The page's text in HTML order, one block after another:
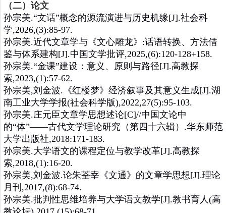
（二）论文
孙宗美.“文话”概念的源流演进与历史机缘[J].社会科
学,2026,(3):85-97.
孙宗美.近代文章学与《文心雕龙》:话语转换、方法借
鉴与体系建构[J].中国文学批评,2025,(6):120-128+158.
孙宗美.“金课”建设：意义、原则与路径[J].高教探
索,2023,(1):57-62.
孙宗美,刘金波.《红楼梦》经济叙事及其意义生成[J].湖
南工业大学学报(社会科学版),2022,27(5):95-103.
孙宗美.庄元臣文章学思想述论[C]//中国文论中
的“体”——古代文学理论研究（第四十六辑）.华东师范
大学出版社,2018:171-183.
孙宗美.大学语文的课程定位与教学改革[J].高教探
索,2018,(1):16-20.
孙宗美,刘金波.论朱荃宰《文通》的文章学思想[J].理论
月刊,2017,(8):68-74.
孙宗美.批判性思维培养与大学语文教学[J].教书育人(高